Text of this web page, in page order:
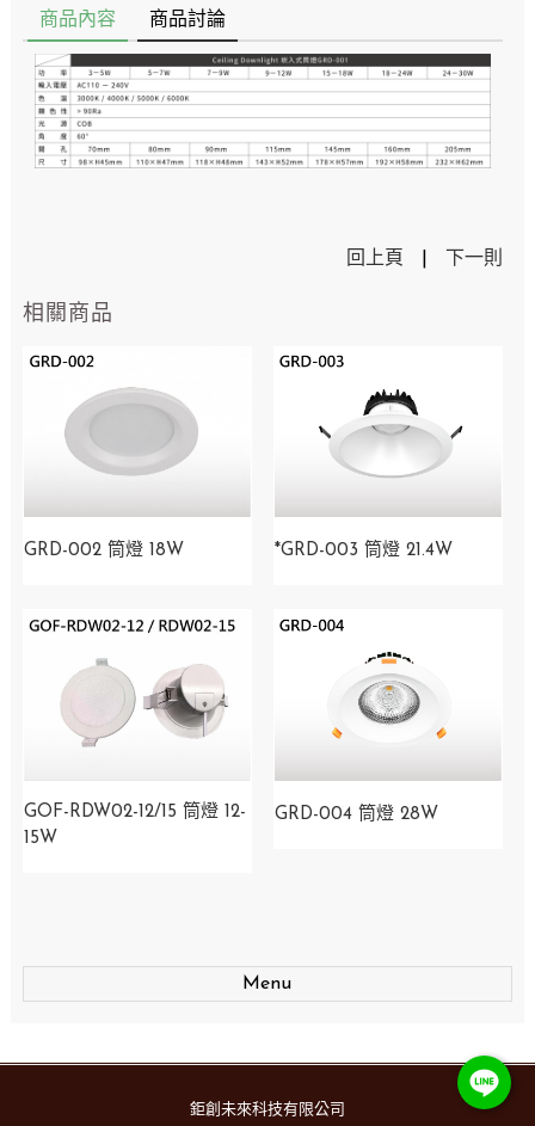
商品內容 商品討論
回上頁 下一則
相關商品
GRD-002 筒燈 18W *GRD-003 筒燈 21.4W
GOF-RDW02-12/15 筒燈 12-
15W
GRD-004 筒燈 28W
Menu
鉅創未來科技有限公司